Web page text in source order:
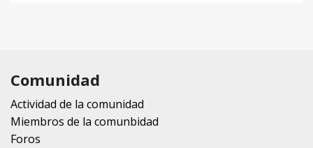
Comunidad
Actividad de la comunidad
Miembros de la comunbidad
Foros